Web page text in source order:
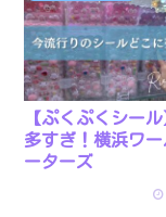
【ぷくぷくシー
多すぎ！横浜ワ
ーターズ